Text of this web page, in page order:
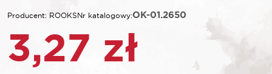
Producent: ROOKSNr katalogowy:OK-01.2650
3,27 zł